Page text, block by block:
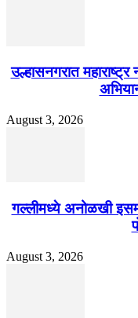
उल्हासनगरात महाराष्ट्र
August 3, 2026
गल्लीमध्ये अनोळखी
August 3, 2026